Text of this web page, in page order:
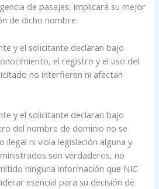
de pasajes, implicará su mejor
de dicho nombre.
y el solicitante declaran bajo
el registro y el uso del
no interfieren ni afectan
y el solicitante declaran bajo
del nombre de dominio no se
ilegal ni viola legislación alguna y
son verdaderos, no
ninguna información que NIC
esencial para su decisión de